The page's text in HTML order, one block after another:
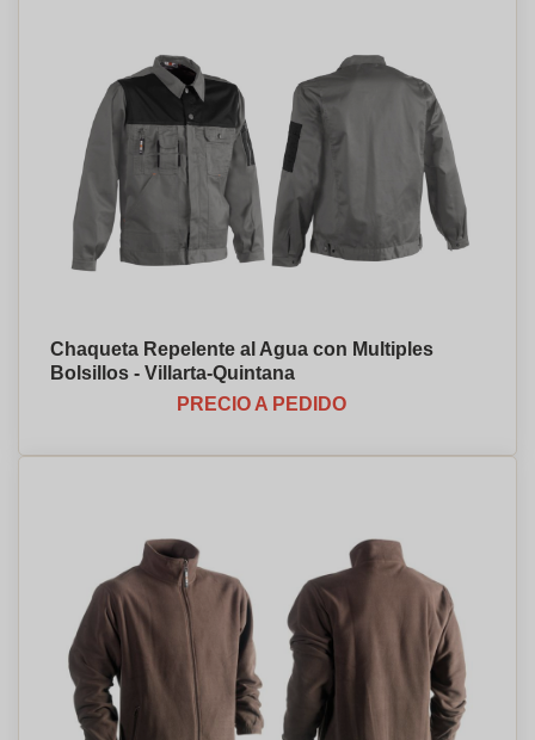
Chaqueta Repelente al Agua con Multiples
Bolsillos - Villarta-Quintana
PRECIO A PEDIDO